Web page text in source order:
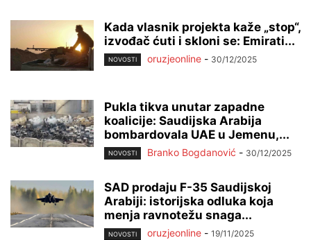
Kada vlasnik projekta kaže „stop“,
izvođač ćuti i skloni se: Emirati...
NOVOSTI oruzjeonline - 30/12/2025
Pukla tikva unutar zapadne
koalicije: Saudijska Arabija
bombardovala UAE u Jemenu,...
NOVOSTI Branko Bogdanović - 30/12/2025
SAD prodaju F-35 Saudijskoj
Arabiji: istorijska odluka koja
menja ravnotežu snaga...
NOVOSTI oruzjeonline - 19/11/2025